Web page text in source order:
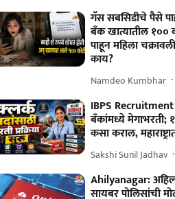
गॅस सबसिडीचे पैसे
बँक खात्यातील १००
पाहून महिला
काय?
Namdeo Kumbhar
IBPS
बँकांमध्ये मेगाभरती;
कसा कराल,
Sakshi Sunil Jadhav
Ahilyanagar:
सायबर पोलिसांची